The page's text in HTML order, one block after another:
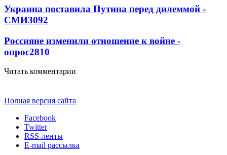
Украина поставила Путина перед дилеммой -
СМИ3092
Россияне изменили отношение к войне -
опрос2810
Читать комментарии
Полная версия сайта
Facebook
Twitter
RSS-ленты
E-mail рассылка